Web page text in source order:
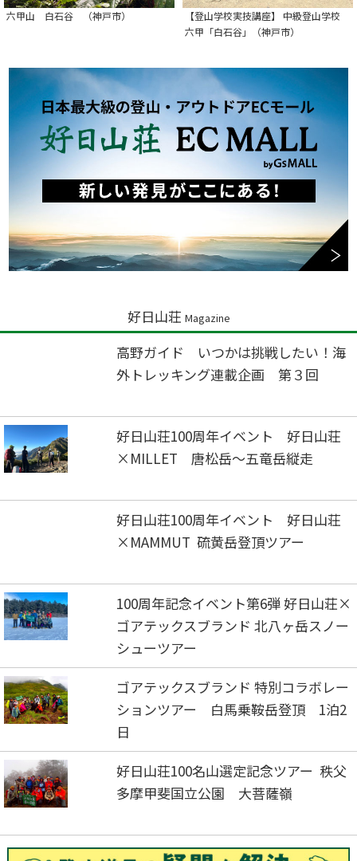
六甲山 白石谷 （神戸市）
【登山学校実技講座】 中級登山学校
六甲「白石谷」（神戸市）
好日山荘 Magazine
高野ガイド いつかは挑戦したい！海
外トレッキング連載企画 第３回
好日山荘100周年イベント 好日山荘
×MILLET 唐松岳～五竜岳縦走
好日山荘100周年イベント 好日山荘
×MAMMUT 硫黄岳登頂ツアー
100周年記念イベント第6弾 好日山荘×
ゴアテックスブランド 北八ヶ岳スノー
シューツアー
ゴアテックスブランド 特別コラボレー
ションツアー 白馬乗鞍岳登頂 1泊2
日
好日山荘100名山選定記念ツアー 秩父
多摩甲斐国立公園 大菩薩嶺